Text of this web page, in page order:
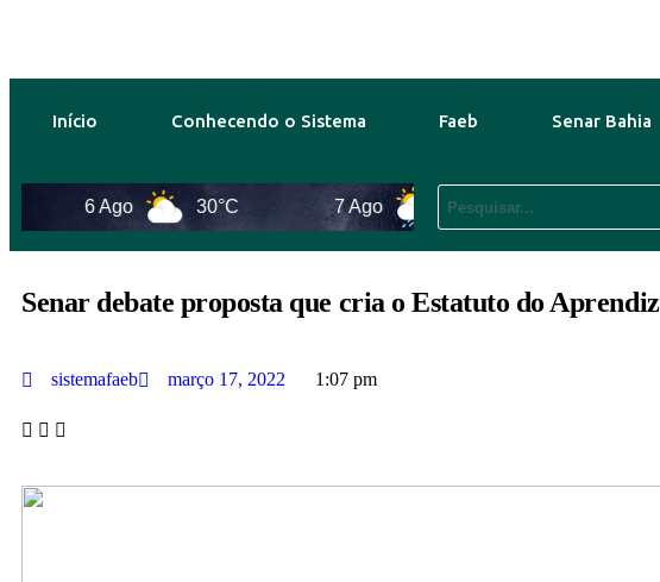
Início Conhecendo o Sistema Faeb Senar Bahia
6 Ago 30°C 7 Ago 31°C
Senar debate proposta que cria o Estatuto do Aprendiz
sistemafaeb março 17, 2022 1:07 pm